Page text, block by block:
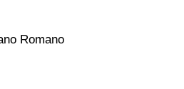
Romano